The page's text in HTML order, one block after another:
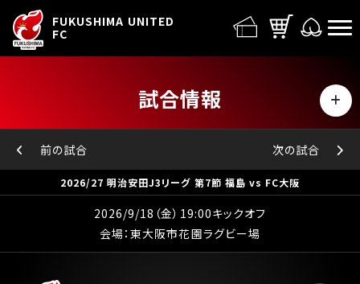
FUKUSHIMA UNITED
FC
試合情報
MENU
順位表
前の試合
2026/27 明治安田J3リーグ 第7節 福島 vs FC大阪
次の試合
2026/9/18（金）19:00キックオフ
会場：東大阪市花園ラグビー場